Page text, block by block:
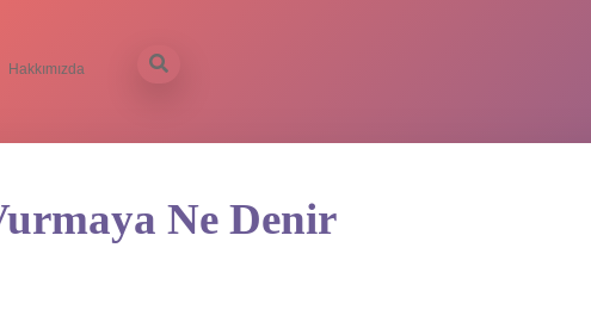
Hakkımızda
Ne Denir